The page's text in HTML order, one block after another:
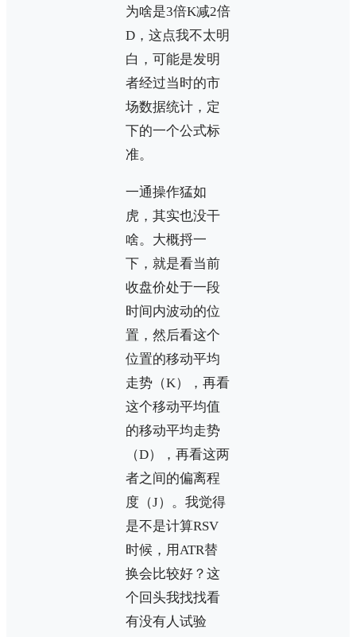
为啥是3倍K减2倍
D，这点我不太明
白，可能是发明
者经过当时的市
场数据统计，定
下的一个公式标
准。
一通操作猛如
虎，其实也没干
啥。大概捋一
下，就是看当前
收盘价处于一段
时间内波动的位
置，然后看这个
位置的移动平均
走势（K），再看
这个移动平均值
的移动平均走势
（D），再看这两
者之间的偏离程
度（J）。我觉得
是不是计算RSV
时候，用ATR替
换会比较好？这
个回头我找找看
有没有人试验